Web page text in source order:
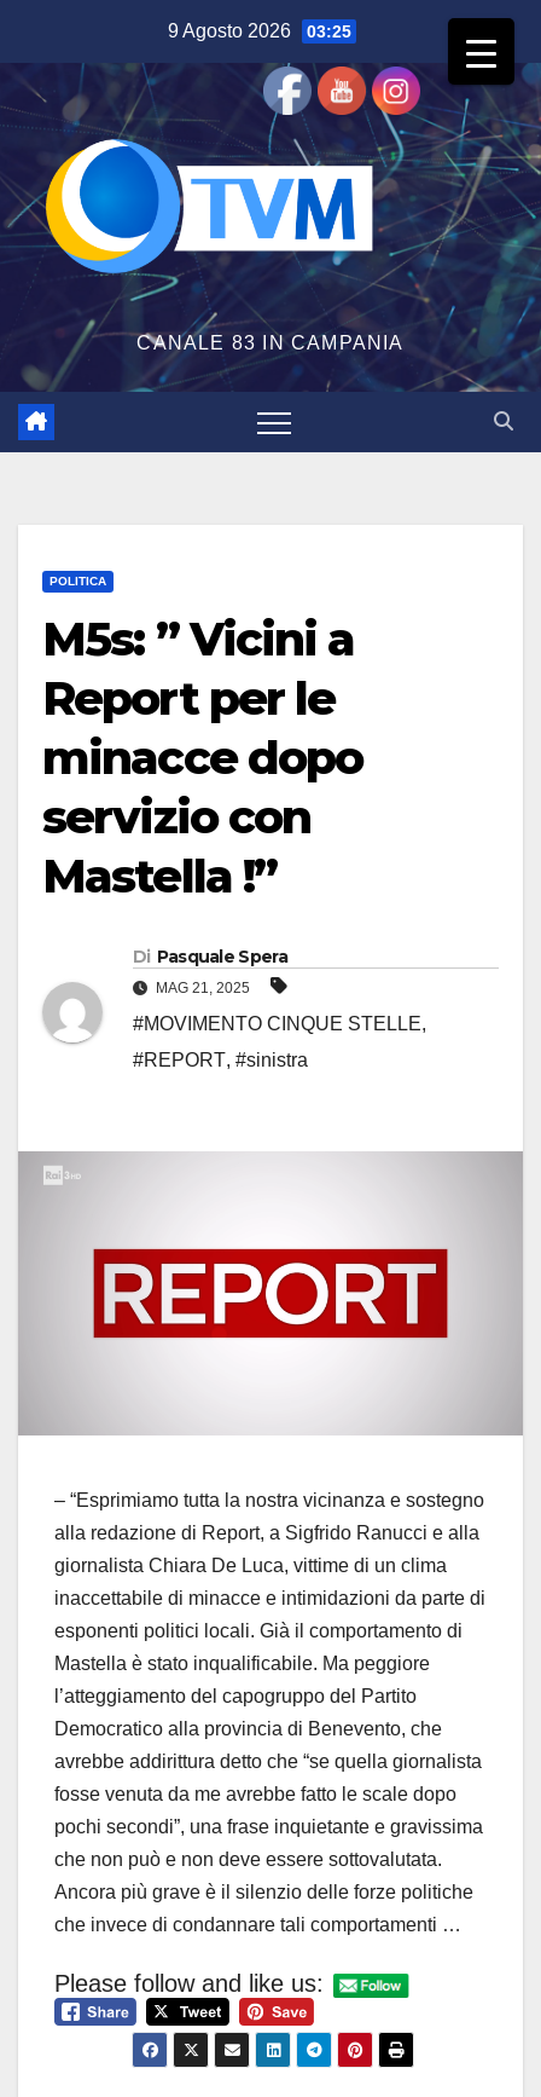
contenuto
9 Agosto 2026 03:25
CANALE 83 IN CAMPANIA
POLITICA
M5s: ” Vicini a
Report per le
minacce dopo
servizio con
Mastella !”
Di Pasquale Spera
MAG 21, 2025
#MOVIMENTO CINQUE STELLE,
#REPORT, #sinistra
– “Esprimiamo tutta la nostra vicinanza e sostegno
alla redazione di Report, a Sigfrido Ranucci e alla
giornalista Chiara De Luca, vittime di un clima
inaccettabile di minacce e intimidazioni da parte di
esponenti politici locali. Già il comportamento di
Mastella è stato inqualificabile. Ma peggiore
l’atteggiamento del capogruppo del Partito
Democratico alla provincia di Benevento, che
avrebbe addirittura detto che “se quella giornalista
fosse venuta da me avrebbe fatto le scale dopo
pochi secondi”, una frase inquietante e gravissima
che non può e non deve essere sottovalutata.
Ancora più grave è il silenzio delle forze politiche
che invece di condannare tali comportamenti …
Please follow and like us: